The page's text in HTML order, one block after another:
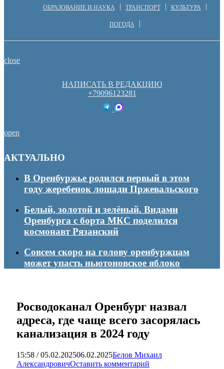
ОБРАЗОВАНИЕ И НАУКА ТРАНСПОРТ КУЛЬТУРА
ПОГОДА
close
НАПИСАТЬ В РЕДАКЦИЮ
+79096123281
open
АКТУАЛЬНО
В Оренбуржье родился первый в этом
году жеребенок лошади Пржевальского
Белый, золотой и зелёный. Видами
Оренбурга с борта МКС поделился
космонавт Рязанский
Совсем скоро на голову оренбуржцам
может упасть ньютоновское яблоко
Росводоканал Оренбург назвал
адреса, где чаще всего засорялась
канализация в 2024 году
15:58 / 05.02.202506.02.2025Белов Михаил
АлександровичОставить комментарий